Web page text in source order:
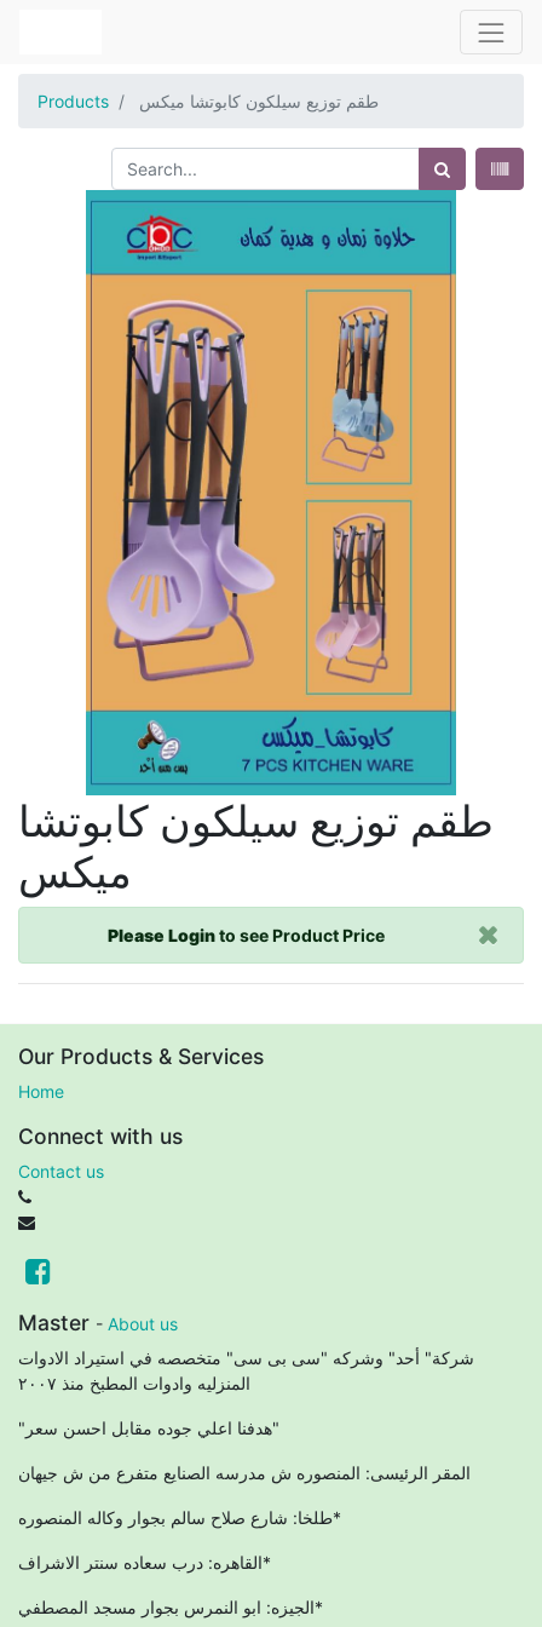
Products طقم توزيع سيلكون كابوتشا ميكس
طقم توزيع سيلكون كابوتشا
ميكس
Please Loginto see Product Price
Our Products & Services
Home
Connect with us
Contact us
Master - About us
شركة" أحد" وشركه "سى بى سى" متخصصه في استيراد الادوات
"هدفنا اعلي جوده مقابل احسن سعر"
المقر الرئيسى: المنصوره ش مدرسه الصنايع متفرع من ش جيهان
طلخا: شارع صلاح سالم بجوار وكاله المنصوره*
القاهره: درب سعاده سنتر الاشراف*
الجيزه: ابو النمرس بجوار مسجد المصطفي*